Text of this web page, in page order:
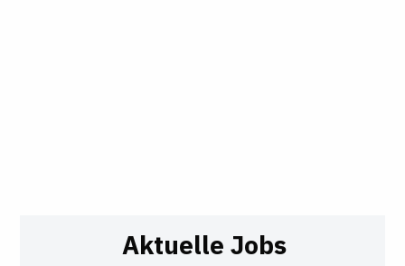
Aktuelle Jobs